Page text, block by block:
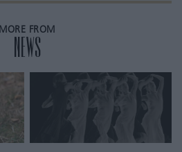
MORE FROM
NEWS